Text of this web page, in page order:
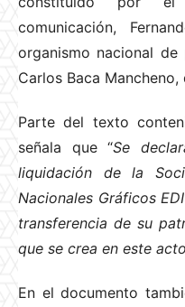
comunicación,
organismo nacional
Carlos Baca
Parte del texto
señala que “Se
liquidación de la
Nacionales Gráficos
transferencia de su
que se crea en este
En el documento